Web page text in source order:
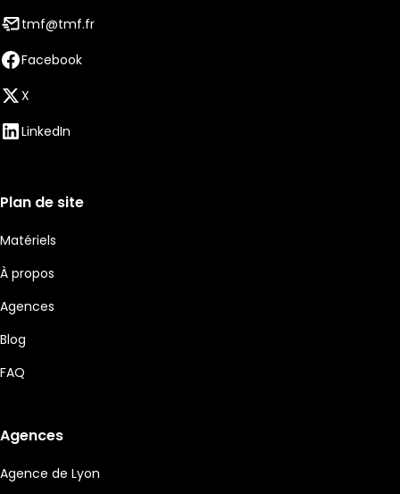
tmf@tmf.fr
Facebook
X
LinkedIn
Plan de site
Matériels
À propos
Agences
Blog
FAQ
Agences
Agence de Lyon